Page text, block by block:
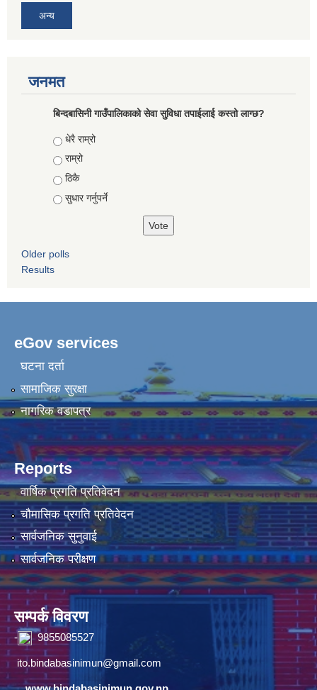
अन्य
जनमत
बिन्दबासिनी गाउँपालिकाको सेवा सुविधा तपाईलाई कस्तो लाग्छ?
Choices
धेरै राम्रो
राम्रो
ठिकै
सुधार गर्नुपर्ने
Older polls
Results
eGov services
घटना दर्ता
सामाजिक सुरक्षा
नागरिक वडापत्र
Reports
वार्षिक प्रगति प्रतिवेदन
चौमासिक प्रगति प्रतिवेदन
सार्वजनिक सुनुवाई
सार्वजनिक परीक्षण
सम्पर्क विवरण
- 9855085527
ito.bindabasinimun@gmail.com